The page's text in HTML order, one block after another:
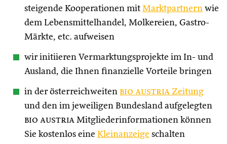
steigende Kooperationen mit Marktpartnern wie
dem Lebensmittelhandel, Molkereien, Gastro-
Märkte, etc. aufweisen
wir initiieren Vermarktungsprojekte im In- und
Ausland, die Ihnen finanzielle Vorteile bringen
in der österreichweiten bio austria Zeitung
und den im jeweiligen Bundesland aufgelegten
bio austria Mitgliederinformationen können
Sie kostenlos eine Kleinanzeige schalten